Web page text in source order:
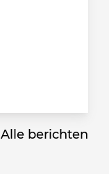
Alle berichten